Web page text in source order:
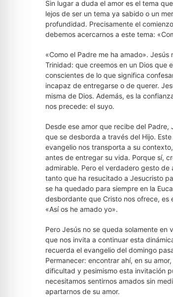
Sin lugar a duda el amor es el tema
lejos de ser un tema ya sabido o un
profundidad. Precisamente el
debemos acercarnos a este tema:
«Como el Padre me ha amado».
Trinidad: que creemos en un Dios que
conscientes de lo que significa
incapaz de entregarse o de querer.
misma de Dios. Además, es la
nos precede: el suyo.
Desde ese amor que recibe del Padre,
que se desborda a través del Hijo.
evangelio nos transporta a su
antes de entregar su vida. Porque sí,
admirable. Pero el verdadero gesto de
tanto que ha resucitado a Jesucristo
se ha quedado para siempre en la
desbordante que Cristo nos ofrece, es
«Así os he amado yo».
Pero Jesús no se queda solamente en
que nos invita a continuar esta
recuerda el evangelio del domingo
Permanecer: encontrar ahí, en su
dificultad y pesimismo esta invitación
necesitamos sentirnos amados sin
apartarnos de su amor.